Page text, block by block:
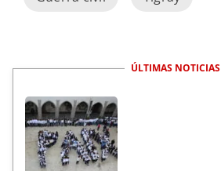
ÚLTIMAS NOTICIAS